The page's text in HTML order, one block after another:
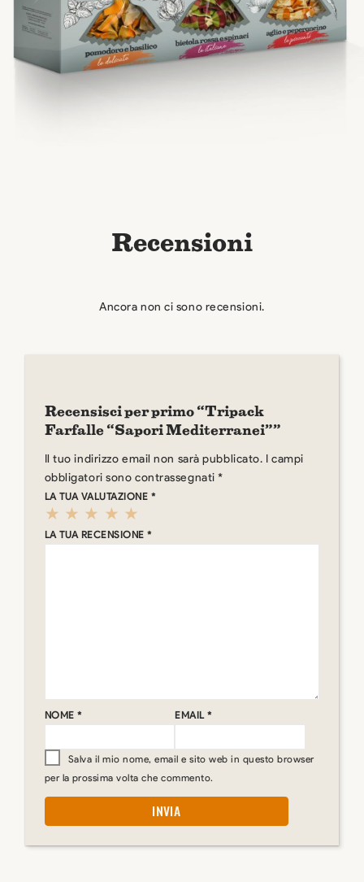
Recensioni
Ancora non ci sono recensioni.
Recensisci per primo “Tripack
Farfalle “Sapori Mediterranei””
Il tuo indirizzo email non sarà pubblicato. I campi
obbligatori sono contrassegnati*
LA TUA VALUTAZIONE *
LA TUA RECENSIONE*
NOME * EMAIL*
Salva il mio nome, email e sito web in questo browser
per la prossima volta che commento.